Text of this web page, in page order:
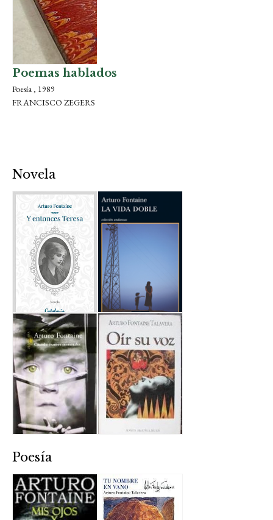
Poemas hablados
Poesía , 1989
FRANCISCO ZEGERS
Novela
Poesía